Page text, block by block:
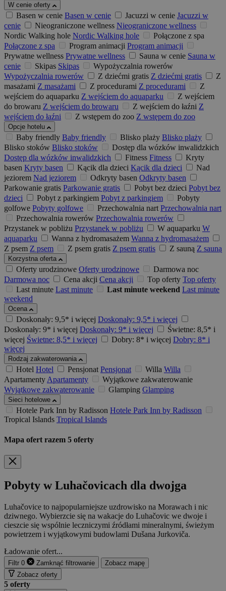
W cenie oferty
Basen w cenie Basen w cenie Jacuzzi w cenie Jacuzzi w
cenie
Nieograniczone wellness Nieograniczone wellness
Nordic Walking hole Nordic Walking hole
Połączone z spa
Połączone z spa
Program animacji Program animacji
Prywatne wellness Prywatne wellness Sauna w cenie Sauna w
cenie
Skipas Skipas
Wypożyczalnia rowerów
Wypożyczalnia rowerów
Z dziećmi gratis Z dziećmi gratis
Z
masażami Z masażami Z procedurami Z procedurami
Z
wejściem do aquaparku Z wejściem do aquaparku
Z wejściem
do browaru Z wejściem do browaru Z wejściem do łaźni Z
wejściem do łaźni
Z wstępem do zoo Z wstępem do zoo
Opcje hotelu
Baby friendly Baby friendly Blisko plaży Blisko plaży
Blisko stoków Blisko stoków
Dostęp dla wózków inwalidzkich
Dostęp dla wózków inwalidzkich
Fitness Fitness
Kryty
basen Kryty basen Kącik dla dzieci Kącik dla dzieci
Nad
jeziorem Nad jeziorem Odkryty basen Odkryty basen
Parkowanie gratis Parkowanie gratis Pobyt bez dzieci Pobyt bez
dzieci
Pobyt z parkingiem Pobyt z parkingiem
Pobyty
golfowe Pobyty golfowe Przechowalnia nart Przechowalnia nart
Przechowalnia rowerów Przechowalnia rowerów
Przystanek w pobliżu Przystanek w pobliżu W aquaparku W
aquaparku
Wanna z hydromasażem Wanna z hydromasażem
Z psem Z psem Z psem gratis Z psem gratis Z sauną Z sauną
Korzystna oferta
Oferty urodzinowe Oferty urodzinowe
Darmowa noc
Darmowa noc
Cena akcji Cena akcji Top oferty Top oferty
Last minute Last minute Last minute weekend Last minute
weekend
Ocena
Doskonały: 9,5* i więcej Doskonały: 9,5* i więcej
Doskonały: 9* i więcej Doskonały: 9* i więcej
Świetne: 8,5* i
więcej Świetne: 8,5* i więcej Dobry: 8* i więcej Dobry: 8* i
więcej
Rodzaj zakwaterowania
Hotel Hotel Pensjonat Pensjonat Willa Willa
ApartamentyApartamenty
Wyjątkowe zakwaterowanie
Wyjątkowe zakwaterowanie
Glamping Glamping
Sieci hotelowe
Hotele Park Inn by Radisson Hotele Park Inn by Radisson
Tropical Islands Tropical Islands
Mapa ofert razem 5 oferty
Pobyty w Luhačovicach dla dwojga
Luhačovice to najpopularniejsze uzdrowisko na Morawach i nic
dziwnego. Wybierzcie się na wakacje do Luhačovic we dwoje i
cieszcie się wspólnie leczniczymi źródłami mineralnymi, świeżym
powietrzem i wyjątkowymi budowlami Dušana Jurkoviča.
Ładowanie ofert...
Filtr 0 Zamknąć filtrowanie
Zobacz mapę
Zobacz oferty
5 oferty